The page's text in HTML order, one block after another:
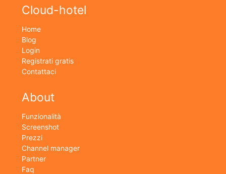
Cloud-hotel
Home
Blog
Login
Registrati gratis
Contattaci
About
Funzionalità
Screenshot
Prezzi
Channel manager
Partner
Faq